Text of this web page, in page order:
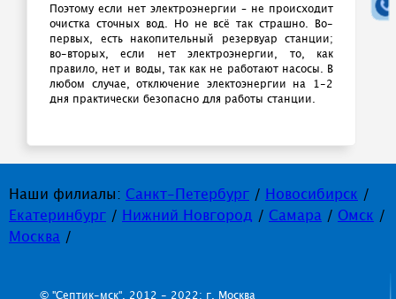
Поэтому если нет электроэнергии – не происходит
очистка сточных вод. Но не всё так страшно. Во-
первых, есть накопительный резервуар станции;
во-вторых, если нет электроэнергии, то, как
правило, нет и воды, так как не работают насосы. В
любом случае, отключение электоэнергии на 1-2
дня практически безопасно для работы станции.
Наши филиалы: Санкт-Петербург / Новосибирск /
Екатеринбург / Нижний Новгород / Самара / Омск /
Москва /
© "Септик-мск", 2012 - 2022; г. Москва